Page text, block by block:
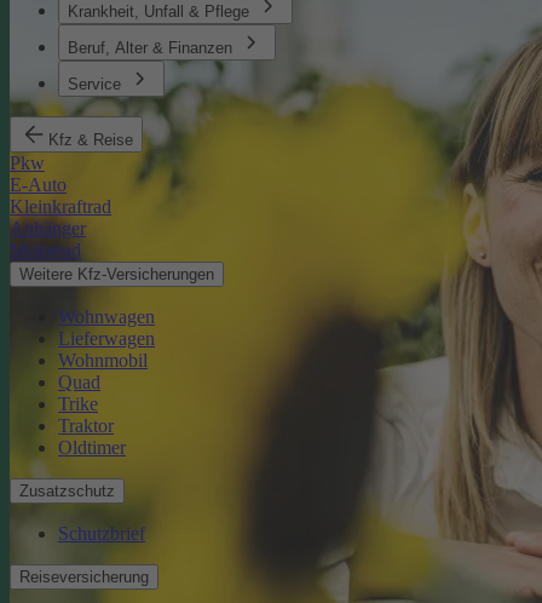
Krankheit, Unfall & Pflege
Beruf, Alter & Finanzen
Service
Kfz & Reise
Pkw
E-Auto
Kleinkraftrad
Anhänger
Motorrad
Weitere Kfz-Versicherungen
Wohnwagen
Lieferwagen
Wohnmobil
Quad
Trike
Traktor
Oldtimer
Zusatzschutz
Schutzbrief
Reiseversicherung